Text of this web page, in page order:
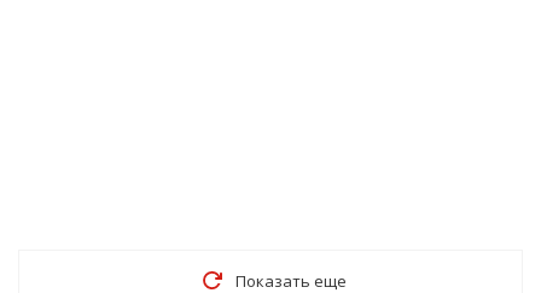
Показать еще